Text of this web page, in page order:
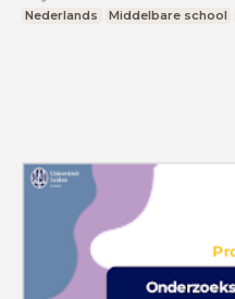
Nederlands Middelbare school